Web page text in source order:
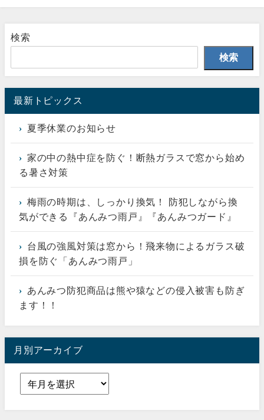
検索
検索
最新トピックス
夏季休業のお知らせ
家の中の熱中症を防ぐ！断熱ガラスで窓から始め
る暑さ対策
梅雨の時期は、しっかり換気！ 防犯しながら換
気ができる『あんみつ雨戸』『あんみつガード』
台風の強風対策は窓から！飛来物によるガラス破
損を防ぐ「あんみつ雨戸」
あんみつ防犯商品は熊や猿などの侵入被害も防ぎ
ます！！
月別アーカイブ